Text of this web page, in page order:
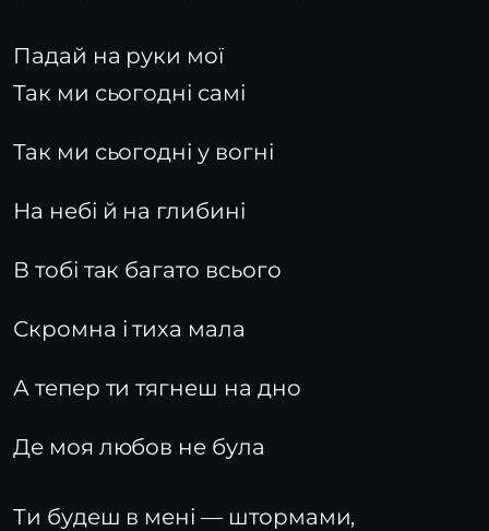
Падай на руки мої
Так ми сьогодні самі
Так ми сьогодні у вогні
На небі й на глибині
В тобі так багато всього
Скромна і тиха мала
А тепер ти тягнеш на дно
Де моя любов не була
Ти будеш в мені — штормами,